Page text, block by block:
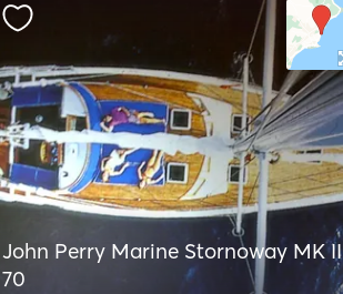
John Perry Marine Stornoway MK II
70